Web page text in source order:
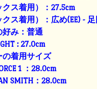
クス着用）：27.5cm
ス着用）：広め(EE) - 足
好み：普通
: 27.0cm
の着用サイズ
1 ：28.0cm
SMITH：28.0cm